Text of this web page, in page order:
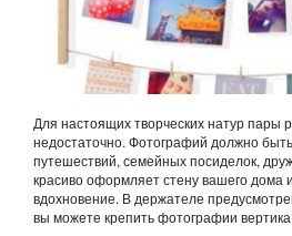
Для настоящих творческих натур пары
недостаточно. Фотографий должно
путешествий, семейных посиделок,
красиво оформляет стену вашего дома
вдохновение. В держателе
вы можете крепить фотографии